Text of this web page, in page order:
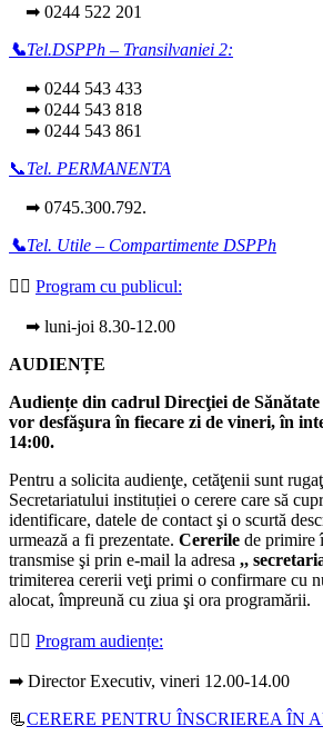
➡ 0244 522 201
📞Tel.DSPPh – Transilvaniei 2:
➡ 0244 543 433
➡ 0244 543 818
➡ 0244 543 861
📞Tel. PERMANENTA
➡ 0745.300.792.
📞Tel. Utile – Compartimente DSPPh
👩‍⚕️ Program cu publicul:
➡ luni-joi 8.30-12.00
AUDIENȚE
Audiențe din cadrul Direcţiei de
vor desfăşura în fiecare zi de vineri, în
14:00.
Pentru a solicita audienţe, cetăţenii sunt
Secretariatului instituției o cerere care să
identificare, datele de contact şi o scurtă
urmează a fi prezentate. Cererile de primire
transmise şi prin e-mail la adresa ,,
trimiterea cererii veţi primi o confirmare cu
alocat, împreună cu ziua şi ora programării.
👩‍⚕️ Program audiențe:
➡ Director Executiv, vineri 12.00-14.00
📃CERERE PENTRU ÎNSCRIEREA ÎN